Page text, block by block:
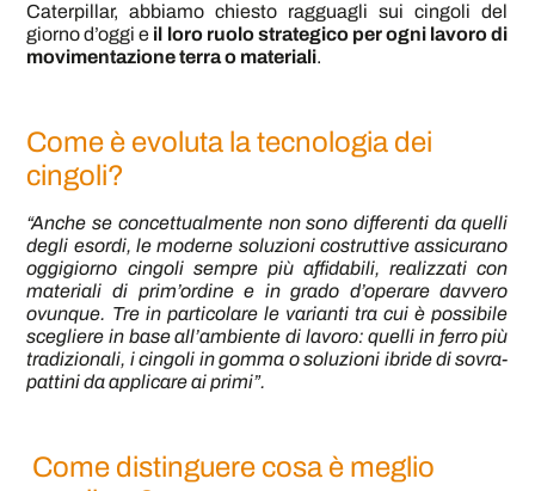
Caterpillar, abbiamo chiesto ragguagli sui cingoli del
giorno d’oggi eil loro ruolo strategico per ogni lavoro di
movimentazione terra o materiali.
Come è evoluta la tecnologia dei
cingoli?
“Anche se concettualmente non sono differenti da quelli
degli esordi, le moderne soluzioni costruttive assicurano
oggigiorno cingoli sempre più affidabili, realizzati con
materiali di prim’ordine e in grado d’operare davvero
ovunque. Tre in particolare le varianti tra cui è possibile
scegliere in base all’ambiente di lavoro: quelli in ferro più
tradizionali, i cingoli in gomma o soluzioni ibride di sovra-
pattini da applicare ai primi”.
Come distinguere cosa è meglio